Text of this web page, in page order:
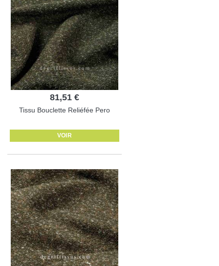
81,51 €
Tissu Bouclette Reliéfée Pero
VOIR